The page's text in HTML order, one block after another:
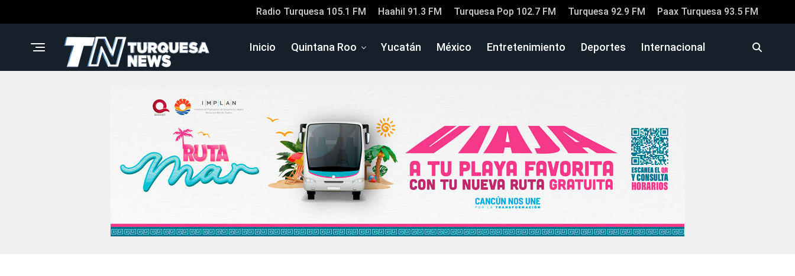
Radio Turquesa 105.1 FM Haahil 91.3 FM Turquesa Pop 102.7 FM Turquesa 92.9 FM Paax Turquesa 93.5 FM
Inicio Quintana Roo Yucatán México Entretenimiento Deportes Internacional